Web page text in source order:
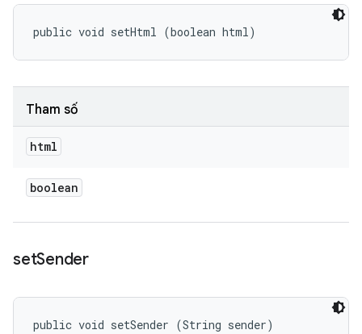
public void setHtml (boolean html)
Tham số
html
boolean
setSender
public void setSender (String sender)